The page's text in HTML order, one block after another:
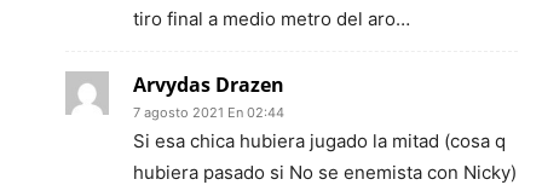
tiro final a medio metro del aro…
Arvydas Drazen
7 agosto 2021 En 02:44
Si esa chica hubiera jugado la mitad (cosa q
hubiera pasado si No se enemista con Nicky)